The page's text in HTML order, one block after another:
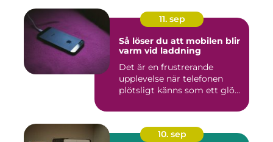
11. sep
Så löser du att mobilen blir
varm vid laddning
Det är en frustrerande
upplevelse när telefonen
plötsligt känns som ett glö...
10. sep